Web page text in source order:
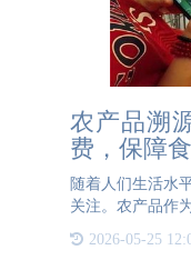
农产品溯
费，保障
随着人们生活水
关注。农产品作
和质量直接影响
全，农产品溯源
2026-05-25